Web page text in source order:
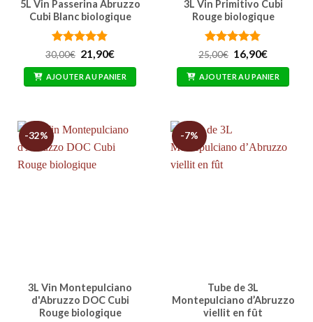
5L Vin Passerina Abruzzo
Cubi Blanc biologique
Note 4.83
30,00€ Le
prix
initial
était :
21,90€Le
actuel
est :
AJOUTER AU PANIER
3L Vin Primitivo Cubi
Rouge biologique
Note 4.77
25,00€ Le
prix
initial
était :
16,90€Le
actuel
est :
AJOUTER AU PANIER
-32%
3L Vin Montepulciano
d'Abruzzo DOC Cubi
Rouge biologique
-7%
Tube de 3L
Montepulciano d’Abruzzo
viellit en fût